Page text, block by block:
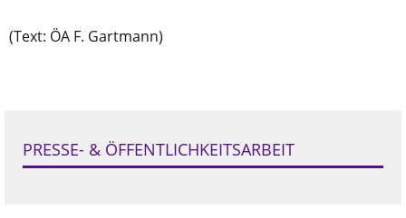
(Text: ÖA F. Gartmann)
PRESSE- & ÖFFENTLICHKEITSARBEIT